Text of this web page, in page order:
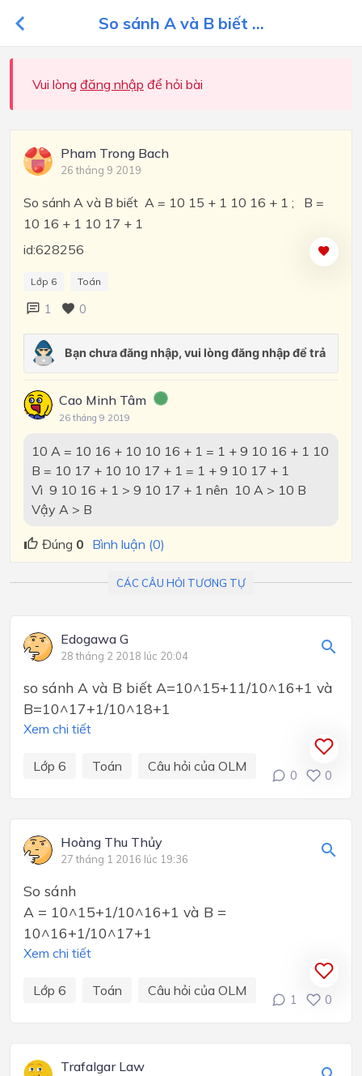
So sánh A và B biết ...
Vui lòng đăng nhập để hỏi bài
Pham Trong Bach
26 tháng 9 2019
So sánh A và B biết A = 10 15 + 1 10 16 + 1 ; B =
10 16 + 1 10 17 + 1
id:628256
Lớp 6 Toán
1 0
Cao Minh Tâm
26 tháng 9 2019
10 A = 10 16 + 10 10 16 + 1 = 1 + 9 10 16 + 1 10
B = 10 17 + 10 10 17 + 1 = 1 + 9 10 17 + 1
Vì 9 10 16 + 1 > 9 10 17 + 1 nên 10 A > 10 B
Vậy A > B
Đúng 0 Bình luận (0)
CÁC CÂU HỎI TƯƠNG TỰ
Edogawa G
28 tháng 2 2018 lúc 20:04
so sánh A và B biết A=10^15+11/10^16+1 và
B=10^17+1/10^18+1
Xem chi tiết
Lớp 6 Toán Câu hỏi của OLM
0 0
Hoàng Thu Thủy
27 tháng 1 2016 lúc 19:36
So sánh
A = 10^15+1/10^16+1 và B =
10^16+1/10^17+1
Xem chi tiết
Lớp 6 Toán Câu hỏi của OLM
1 0
Trafalgar Law